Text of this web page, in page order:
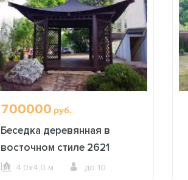
700000 руб.
Беседка деревянная в
восточном стиле 2621
4,0х4,0 м. до 10